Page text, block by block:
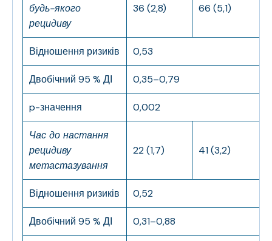
будь-якого
рецидиву
36 (2,8) 66 (5,1)
Відношення ризиків 0,53
Двобічний 95 % ДІ 0,35–0,79
p-значення 0,002
Час до настання
рецидиву
метастазування
22 (1,7) 41 (3,2)
Відношення ризиків 0,52
Двобічний 95 % ДІ 0,31–0,88